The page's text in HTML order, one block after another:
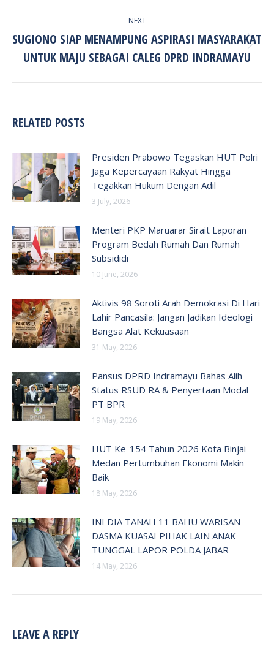
NEXT
Next
post:
SUGIONO SIAP MENAMPUNG ASPIRASI MASYARAKAT
UNTUK MAJU SEBAGAI CALEG DPRD INDRAMAYU
RELATED POSTS
Presiden Prabowo Tegaskan HUT Polri
Jaga Kepercayaan Rakyat Hingga
Tegakkan Hukum Dengan Adil
3 July, 2026
Menteri PKP Maruarar Sirait Laporan
Program Bedah Rumah Dan Rumah
Subsididi
10 June, 2026
Aktivis 98 Soroti Arah Demokrasi Di Hari
Lahir Pancasila: Jangan Jadikan Ideologi
Bangsa Alat Kekuasaan
31 May, 2026
Pansus DPRD Indramayu Bahas Alih
Status RSUD RA & Penyertaan Modal
PT BPR
19 May, 2026
HUT Ke-154 Tahun 2026 Kota Binjai
Medan Pertumbuhan Ekonomi Makin
Baik
18 May, 2026
INI DIA TANAH 11 BAHU WARISAN
DASMA KUASAI PIHAK LAIN ANAK
TUNGGAL LAPOR POLDA JABAR
14 May, 2026
LEAVE A REPLY